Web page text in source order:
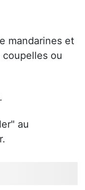
mandarines et
ou
au